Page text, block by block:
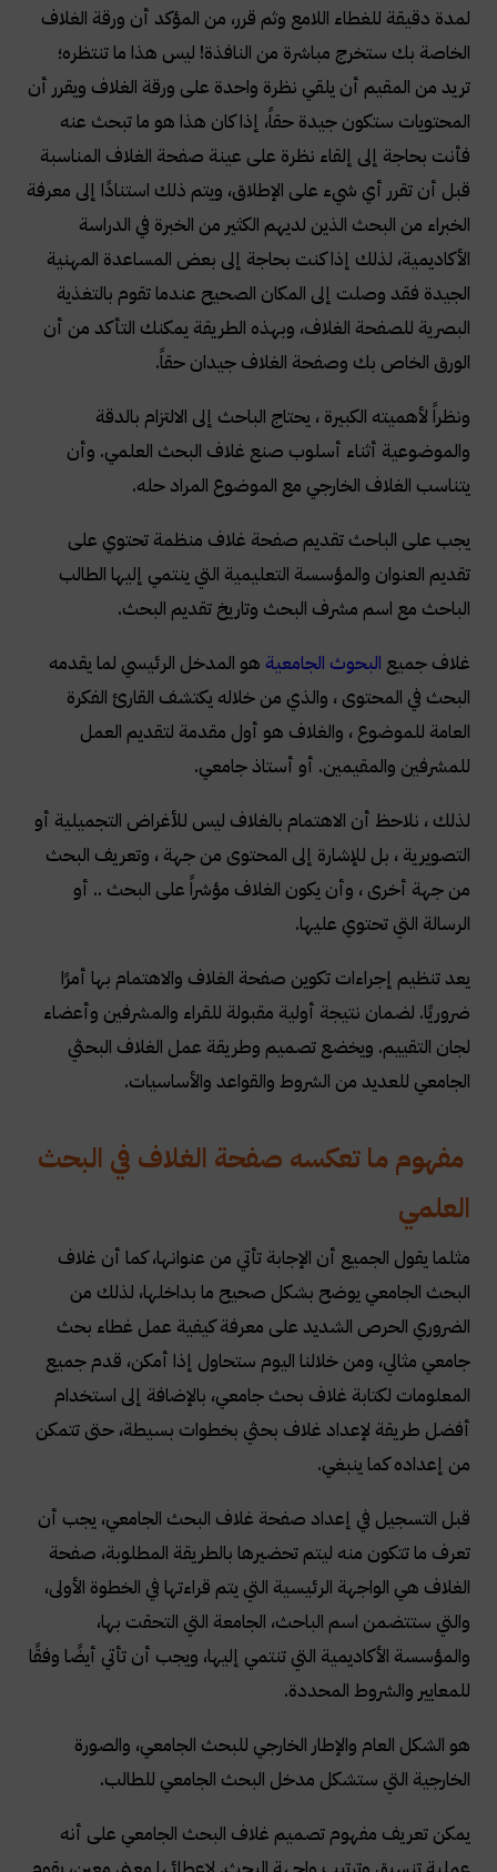
لمدة دقيقة للغطاء اللامع وثم قرر، من المؤكد أن ورقة الغلاف
الخاصة بك ستخرج مباشرة من النافذة! ليس هذا ما تنتظره؛
تريد من المقيم أن يلقي نظرة واحدة على ورقة الغلاف ويقرر أن
المحتويات ستكون جيدة حقاً، إذا كان هذا هو ما تبحث عنه
فأنت بحاجة إلى إلقاء نظرة على عينة صفحة الغلاف المناسبة
قبل أن تقرر أي شيء على الإطلاق، ويتم ذلك استنادًا إلى معرفة
الخبراء من البحث الذين لديهم الكثير من الخبرة في الدراسة
الأكاديمية، لذلك إذا كنت بحاجة إلى بعض المساعدة المهنية
الجيدة فقد وصلت إلى المكان الصحيح عندما تقوم بالتغذية
البصرية للصفحة الغلاف، وبهذه الطريقة يمكنك التأكد من أن
الورق الخاص بك وصفحة الغلاف جيدان حقاً.
ونظراً لأهميته الكبيرة ، يحتاج الباحث إلى الالتزام بالدقة
والموضوعية أثناء أسلوب صنع غلاف البحث العلمي. وأن
يتناسب الغلاف الخارجي مع الموضوع المراد حله.
يجب على الباحث تقديم صفحة غلاف منظمة تحتوي على
تقديم العنوان والمؤسسة التعليمية التي ينتمي إليها الطالب
الباحث مع اسم مشرف البحث وتاريخ تقديم البحث.
غلاف جميع البحوث الجامعية هو المدخل الرئيسي لما يقدمه
البحث في المحتوى ، والذي من خلاله يكتشف القارئ الفكرة
العامة للموضوع ، والغلاف هو أول مقدمة لتقديم العمل
للمشرفين والمقيمين. أو أستاذ جامعي.
لذلك ، نلاحظ أن الاهتمام بالغلاف ليس للأغراض التجميلية أو
التصويرية ، بل للإشارة إلى المحتوى من جهة ، وتعريف البحث
من جهة أخرى ، وأن يكون الغلاف مؤشراً على البحث .. أو
الرسالة التي تحتوي عليها.
يعد تنظيم إجراءات تكوين صفحة الغلاف والاهتمام بها أمرًا
ضروريًا. لضمان نتيجة أولية مقبولة للقراء والمشرفين وأعضاء
لجان التقييم. ويخضع تصميم وطريقة عمل الغلاف البحثي
الجامعي للعديد من الشروط والقواعد والأساسيات.
مفهوم ما تعكسه صفحة الغلاف في البحث
العلمي
مثلما يقول الجميع أن الإجابة تأتي من عنوانها، كما أن غلاف
البحث الجامعي يوضح بشكل صحيح ما بداخلها، لذلك من
الضروري الحرص الشديد على معرفة كيفية عمل غطاء بحث
جامعي مثالي، ومن خلالنا اليوم ستحاول إذا أمكن، قدم جميع
المعلومات لكتابة غلاف بحث جامعي، بالإضافة إلى استخدام
أفضل طريقة لإعداد غلاف بحثي بخطوات بسيطة، حتى تتمكن
من إعداده كما ينبغي.
قبل التسجيل في إعداد صفحة غلاف البحث الجامعي، يجب أن
تعرف ما تتكون منه ليتم تحضيرها بالطريقة المطلوبة، صفحة
الغلاف هي الواجهة الرئيسية التي يتم قراءتها في الخطوة الأولى،
والتي ستتضمن اسم الباحث، الجامعة التي التحقت بها،
والمؤسسة الأكاديمية التي تنتمي إليها، ويجب أن تأتي أيضًا وفقًا
للمعايير والشروط المحددة.
هو الشكل العام والإطار الخارجي للبحث الجامعي، والصورة
الخارجية التي ستشكل مدخل البحث الجامعي للطالب.
يمكن تعريف مفهوم تصميم غلاف البحث الجامعي على أنه